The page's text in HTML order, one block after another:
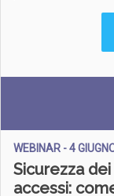
WEBINAR - 4
Sicurezza
accessi: